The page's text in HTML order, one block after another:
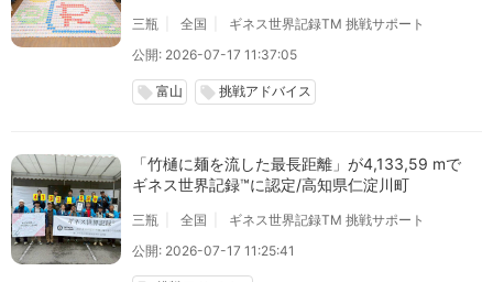
三瓶 全国
ギネス世界記録TM 挑戦サポート
公開: 2026-07-17 11:37:05
local_offer 富山 local_offer 挑戦アドバイス
「竹樋に麺を流した最長距離」が4,133,59 mで
ギネス世界記録™に認定/高知県仁淀川町
三瓶 全国
ギネス世界記録TM 挑戦サポート
公開: 2026-07-17 11:25:41